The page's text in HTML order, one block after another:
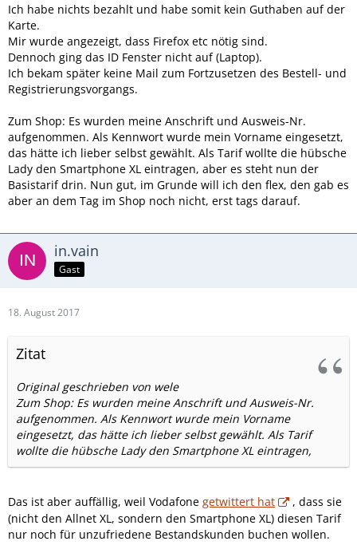
Ich habe nichts bezahlt und habe somit kein Guthaben auf der
Karte.
Mir wurde angezeigt, dass Firefox etc nötig sind.
Dennoch ging das ID Fenster nicht auf (Laptop).
Ich bekam später keine Mail zum Fortzusetzen des Bestell- und
Registrierungsvorgangs.
Zum Shop: Es wurden meine Anschrift und Ausweis-Nr.
aufgenommen. Als Kennwort wurde mein Vorname eingesetzt,
das hätte ich lieber selbst gewählt. Als Tarif wollte die hübsche
Lady den Smartphone XL eintragen, aber es steht nun der
Basistarif drin. Nun gut, im Grunde will ich den flex, den gab es
aber an dem Tag im Shop noch nicht, erst tags darauf.
in.vain
Gast
18. August 2017
Zitat
Original geschrieben von wele
Zum Shop: Es wurden meine Anschrift und Ausweis-Nr.
aufgenommen. Als Kennwort wurde mein Vorname
eingesetzt, das hätte ich lieber selbst gewählt. Als Tarif
wollte die hübsche Lady den Smartphone XL eintragen,
Das ist aber auffällig, weil Vodafone getwittert hat
, dass sie
(nicht den Allnet XL, sondern den Smartphone XL) diesen Tarif
nur noch für unzufriedene Bestandskunden buchen wollen.